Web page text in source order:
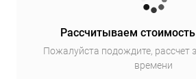
Рассчитываем
Пожалуйста подождите, рассчет
времени